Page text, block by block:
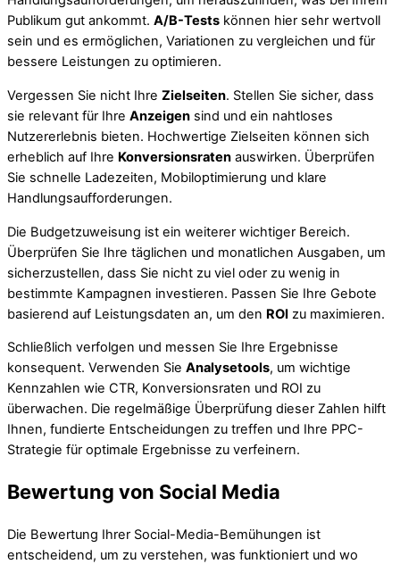
Publikum gut ankommt. A/B-Tests können hier sehr wertvoll
sein und es ermöglichen, Variationen zu vergleichen und für
bessere Leistungen zu optimieren.
Vergessen Sie nicht Ihre Zielseiten. Stellen Sie sicher, dass
sie relevant für Ihre Anzeigen sind und ein nahtloses
Nutzererlebnis bieten. Hochwertige Zielseiten können sich
erheblich auf Ihre Konversionsraten auswirken. Überprüfen
Sie schnelle Ladezeiten, Mobiloptimierung und klare
Handlungsaufforderungen.
Die Budgetzuweisung ist ein weiterer wichtiger Bereich.
Überprüfen Sie Ihre täglichen und monatlichen Ausgaben, um
sicherzustellen, dass Sie nicht zu viel oder zu wenig in
bestimmte Kampagnen investieren. Passen Sie Ihre Gebote
basierend auf Leistungsdaten an, um den ROI zu maximieren.
Schließlich verfolgen und messen Sie Ihre Ergebnisse
konsequent. Verwenden Sie Analysetools, um wichtige
Kennzahlen wie CTR, Konversionsraten und ROI zu
überwachen. Die regelmäßige Überprüfung dieser Zahlen hilft
Ihnen, fundierte Entscheidungen zu treffen und Ihre PPC-
Strategie für optimale Ergebnisse zu verfeinern.
Bewertung von Social Media
Die Bewertung Ihrer Social-Media-Bemühungen ist
entscheidend, um zu verstehen, was funktioniert und wo